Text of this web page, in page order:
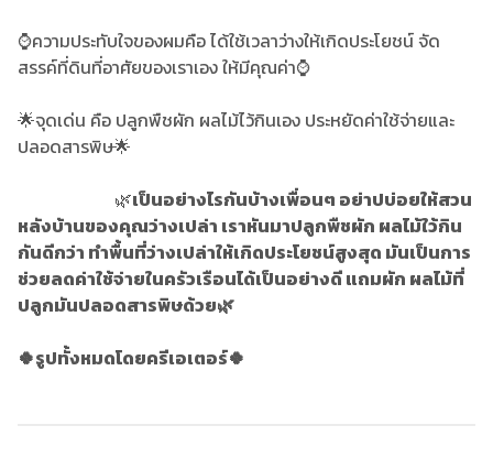
⌚ความประทับใจของผมคือ ได้ใช้เวลาว่างให้เกิดประโยชน์ จัด
สรรค์ที่ดินที่อาศัยของเราเอง ให้มีคุณค่า⌚
🌟จุดเด่น คือ ปลูกพืชผัก ผลไม้ไว้กินเอง ประหยัดค่าใช้จ่ายและ
ปลอดสารพิษ🌟
🌿เป็นอย่างไรกันบ้างเพื่อนๆ อย่าปบ่อยให้สวน
หลังบ้านของคุณว่างเปล่า เราหันมาปลูกพืชผัก ผลไม้ใว้กิน
กันดีกว่า ทำพื้นที่ว่างเปล่าให้เกิดประโยชน์สูงสุด มันเป็นการ
ช่วยลดค่าใช้จ่ายในครัวเรือนได้เป็นอย่างดี แถมผัก ผลไม้ที่
ปลูกมันปลอดสารพิษด้วย🌿
🍀รูปทั้งหมดโดยครีเอเตอร์🍀